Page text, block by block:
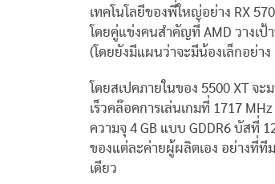
เทคโนโลยีของพี่ใหญ่อย่าง RX
โดยคู่แข่งคนสำคัญที่ AMD วางเ
(โดยยังมีแผนว่าจะมีน้องเล็กอย่า
โดยสเปคภายในของ 5500 XT จ
เร็วคล๊อคการเล่นเกมที่ 1717
ความจุ 4 GB แบบ GDDR6 บัสที่
ของแต่ละค่ายผู้ผลิตเอง อย่างที่ที
เดียว